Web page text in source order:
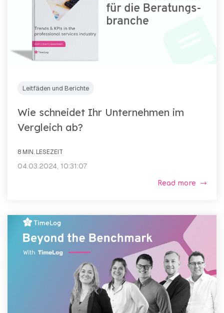
Leitfäden und Berichte
Wie schneidet Ihr Unternehmen im
Vergleich ab?
8 MIN. LESEZEIT
04.03.2024, 10:31:07
Read more